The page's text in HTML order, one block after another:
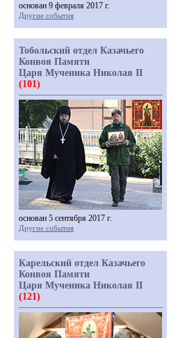
основан 9 февраля 2017 г.
Другие события
Тобольский отдел Казачьего
Конвоя Памяти
Царя Мученика Николая II
(101)
основан 5 сентября 2017 г.
Другие события
Карельский отдел Казачьего
Конвоя Памяти
Царя Мученика Николая II
(121)